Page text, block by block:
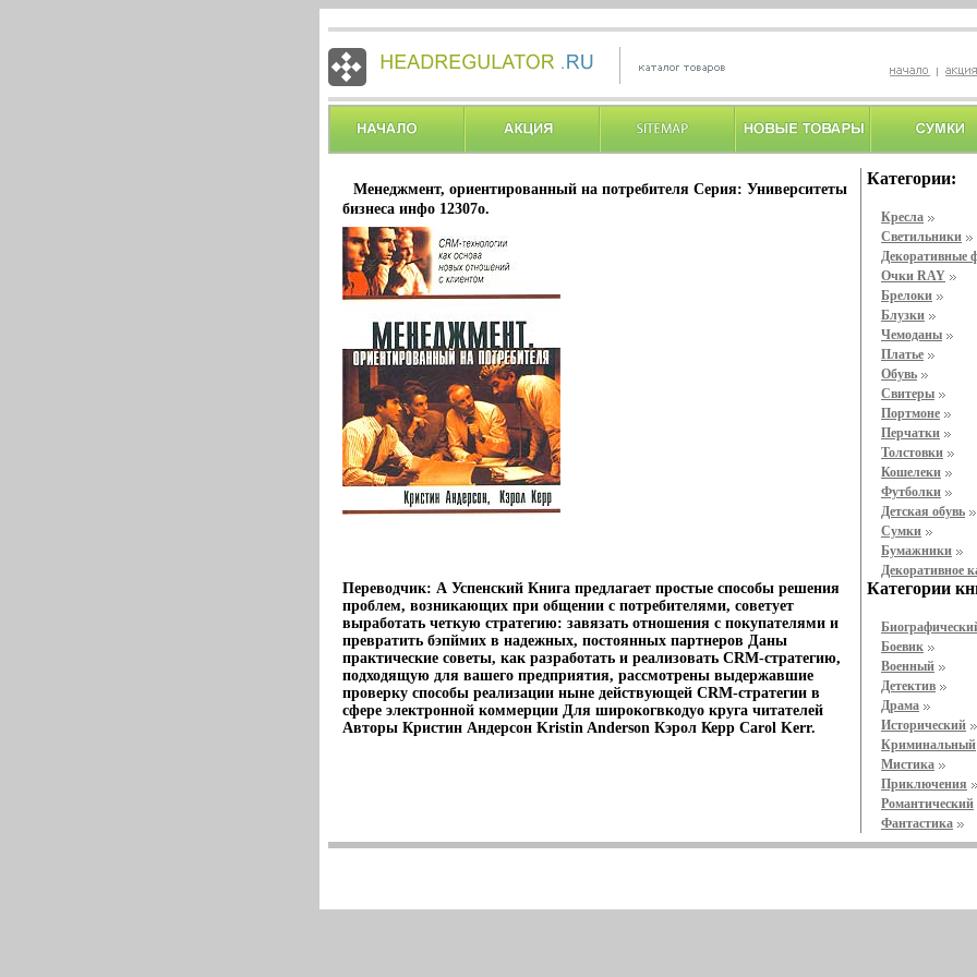
Менеджмент, ориентированный на потребителя Серия: Университеты
бизнеса инфо 12307o.
Переводчик: А Успенский Книга предлагает простые способы решения
проблем, возникающих при общении с потребителями, советует
выработать четкую стратегию: завязать отношения с покупателями и
превратить бэпймих в надежных, постоянных партнеров Даны
практические советы, как разработать и реализовать CRM-стратегию,
подходящую для вашего предприятия, рассмотрены выдержавшие
проверку способы реализации ныне действующей CRM-стратегии в
сфере электронной коммерции Для широкогвкодуо круга читателей
Авторы Кристин Андерсон Kristin Anderson Кэрол Керр Carol Kerr.
Категории:
Кресла
Светильники
Декоративные
Очки RAY
Брелоки
Блузки
Чемоданы
Платье
Обувь
Свитеры
Портмоне
Перчатки
Толстовки
Кошелеки
Футболки
Детская обувь
Cумки
Бумажники
Декоративное
Категории
Боевик
Военный
Детектив
Драма
Исторический
Криминальный
Мистика
Приключения
Романтический
Фантастика